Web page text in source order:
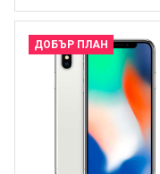
ДОБЪР ПЛАН